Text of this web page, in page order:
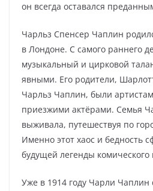
он всегда оставался
Чарльз Спенсер Чаплин
в Лондоне. С самого раннего
музыкальный и цирковой
явными. Его родители,
Чарльз Чаплин, были
приезжими актёрами. Семья
выживала, путешествуя по
Именно этот хаос и бедность
будущей легенды комического
Уже в 1914 году Чарли Чаплин